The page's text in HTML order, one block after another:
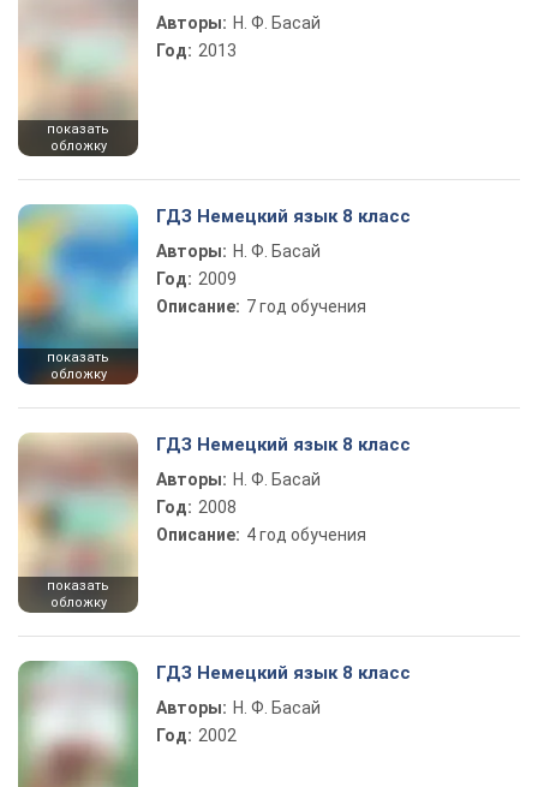
показать
обложку
Авторы: Н. Ф. Басай
Год: 2013
показать
обложку
ГДЗ Немецкий язык 8 класс
Авторы: Н. Ф. Басай
Год: 2009
Описание: 7 год обучения
показать
обложку
ГДЗ Немецкий язык 8 класс
Авторы: Н. Ф. Басай
Год: 2008
Описание: 4 год обучения
ГДЗ Немецкий язык 8 класс
Авторы: Н. Ф. Басай
Год: 2002